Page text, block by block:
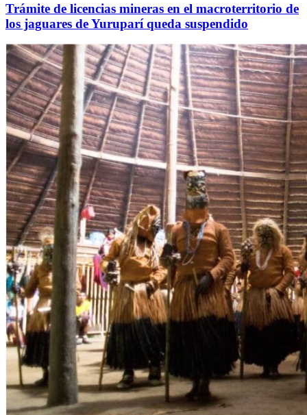
Trámite de licencias mineras en el macroterritorio de
los jaguares de Yuruparí queda suspendido